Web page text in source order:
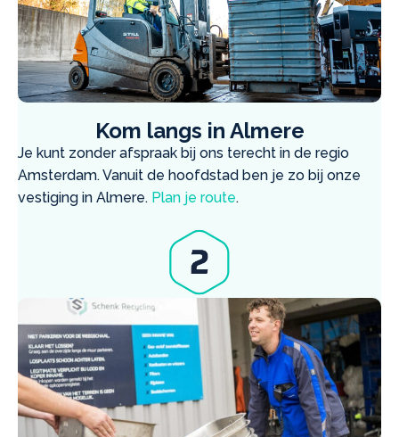
Kom langs in Almere
Je kunt zonder afspraak bij ons terecht in de regio
Amsterdam. Vanuit de hoofdstad ben je zo bij onze
vestiging in Almere. Plan je route.